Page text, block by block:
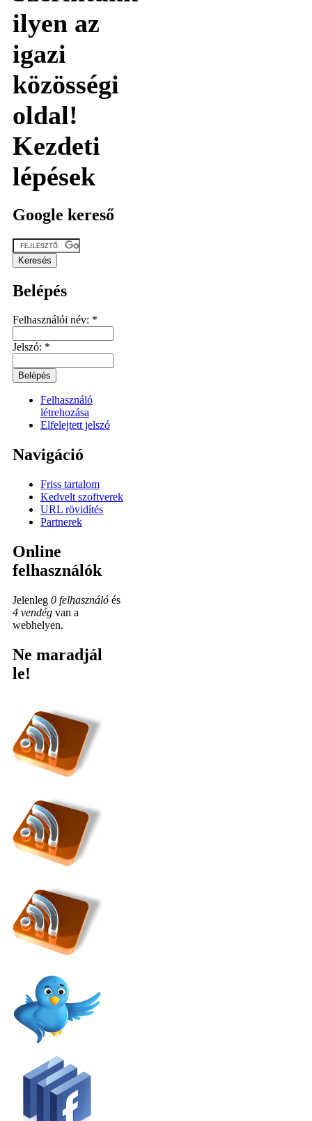
ilyen az
igazi
közösségi
oldal!
Kezdeti
lépések
Google kereső
Belépés
Felhasználói név: *
Jelszó: *
Felhasználó
létrehozása
Elfelejtett jelszó
Navigáció
Friss tartalom
Kedvelt szoftverek
URL rövidítés
Partnerek
Online
felhasználók
Jelenleg 0 felhasználó és
4 vendég van a
webhelyen.
Ne maradjál
le!